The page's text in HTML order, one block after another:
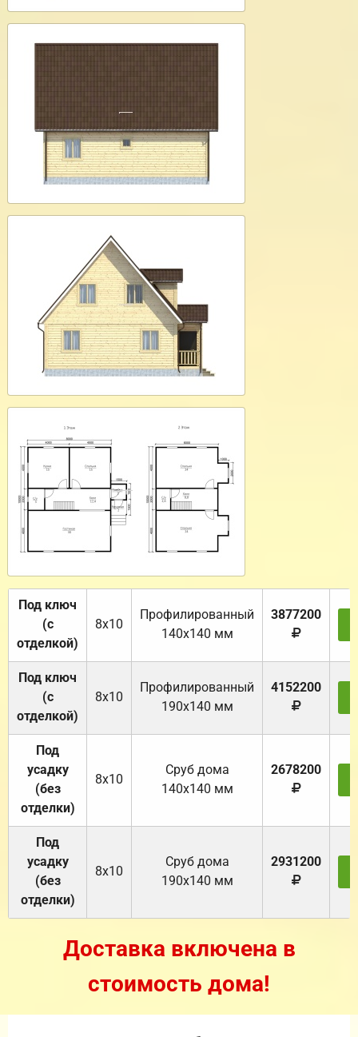
Под ключ
(с
отделкой)
8х10
Профилированный
140х140 мм
3877200
Под ключ
(с
отделкой)
8х10
Профилированный
190х140 мм
4152200
Под
усадку
(без
отделки)
8х10
Cруб дома
140х140 мм
2678200
Под
усадку
(без
отделки)
8х10
Cруб дома
190х140 мм
2931200
Доставка включена в
стоимость дома!